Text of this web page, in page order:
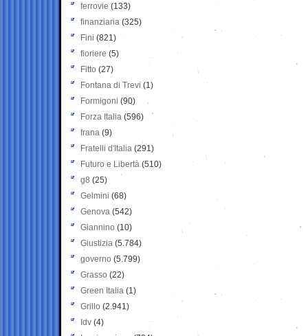
ferrovie (133)
finanziaria (325)
Fini (821)
fioriere (5)
Fitto (27)
Fontana di Trevi (1)
Formigoni (90)
Forza Italia (596)
frana (9)
Fratelli d'Italia (291)
Futuro e Libertà (510)
g8 (25)
Gelmini (68)
Genova (542)
Giannino (10)
Giustizia (5.784)
governo (5.799)
Grasso (22)
Green Italia (1)
Grillo (2.941)
Idv (4)